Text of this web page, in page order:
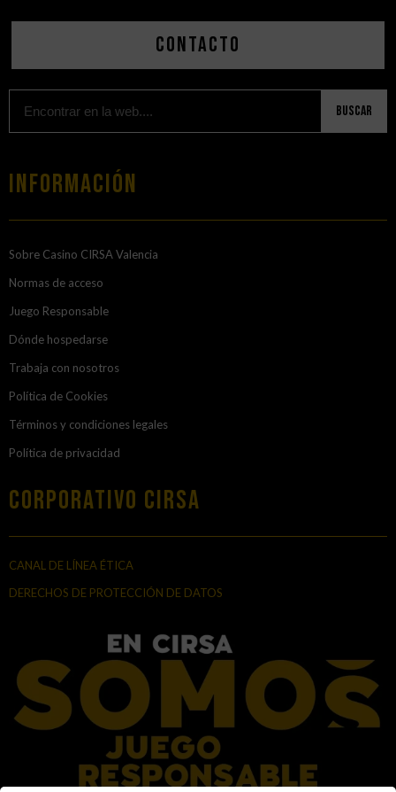
Contacto
Buscar
Información
Sobre Casino CIRSA Valencia
Normas de acceso
Juego Responsable
Dónde hospedarse
Trabaja con nosotros
Política de Cookies
Términos y condiciones legales
Política de privacidad
Corporativo Cirsa
CANAL DE LÍNEA ÉTICA
DERECHOS DE PROTECCIÓN DE DATOS